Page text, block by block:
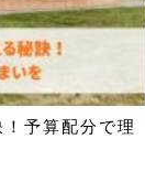
予算配分で理